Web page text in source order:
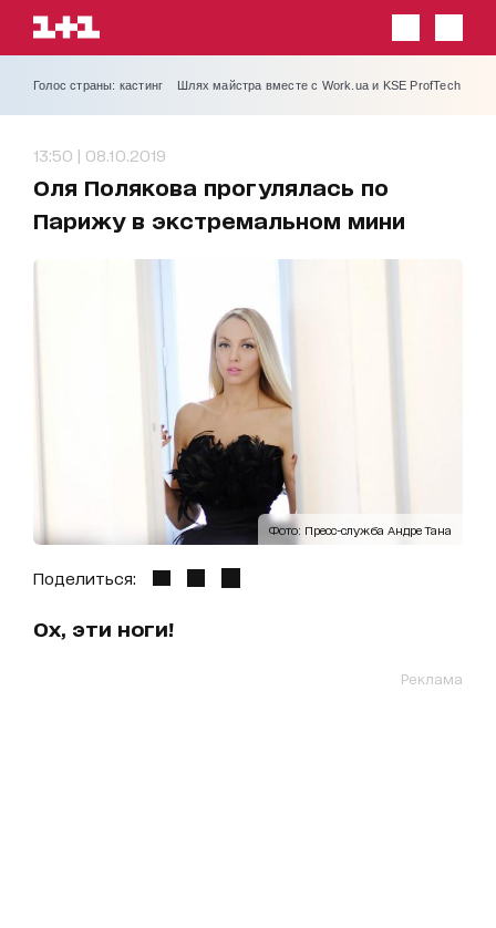
Голос страны: кастинг Шлях майстра вместе с Work.ua и KSE ProfTech
13:50 | 08.10.2019
Оля Полякова прогулялась по
Парижу в экстремальном мини
Фото: Пресс-служба Андре Тана
Поделиться:
Ох, эти ноги!
Реклама